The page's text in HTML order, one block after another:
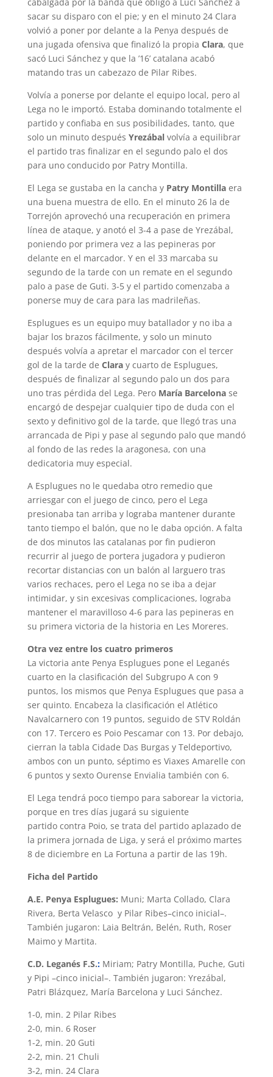
sacar su disparo con el pie; y en el minuto 24 Clara
volvió a poner por delante a la Penya después de
una jugada ofensiva que finalizó la propia Clara, que
sacó Luci Sánchez y que la ’16’ catalana acabó
matando tras un cabezazo de Pilar Ribes.
Volvía a ponerse por delante el equipo local, pero al
Lega no le importó. Estaba dominando totalmente el
partido y confiaba en sus posibilidades, tanto, que
solo un minuto después Yrezábalvolvía a equilibrar
el partido tras finalizar en el segundo palo el dos
para uno conducido por Patry Montilla.
El Lega se gustaba en la cancha y Patry Montillaera
una buena muestra de ello. En el minuto 26 la de
Torrejón aprovechó una recuperación en primera
línea de ataque, y anotó el 3-4 a pase de Yrezábal,
poniendo por primera vez a las pepineras por
delante en el marcador. Y en el 33 marcaba su
segundo de la tarde con un remate en el segundo
palo a pase de Guti. 3-5 y el partido comenzaba a
ponerse muy de cara para las madrileñas.
Esplugues es un equipo muy batallador y no iba a
bajar los brazos fácilmente, y solo un minuto
después volvía a apretar el marcador con el tercer
gol de la tarde de Claray cuarto de Esplugues,
después de finalizar al segundo palo un dos para
uno tras pérdida del Lega. Pero María Barcelonase
encargó de despejar cualquier tipo de duda con el
sexto y definitivo gol de la tarde, que llegó tras una
arrancada de Pipi y pase al segundo palo que mandó
al fondo de las redes la aragonesa, con una
dedicatoria muy especial.
A Esplugues no le quedaba otro remedio que
arriesgar con el juego de cinco, pero el Lega
presionaba tan arriba y lograba mantener durante
tanto tiempo el balón, que no le daba opción. A falta
de dos minutos las catalanas por fin pudieron
recurrir al juego de portera jugadora y pudieron
recortar distancias con un balón al larguero tras
varios rechaces, pero el Lega no se iba a dejar
intimidar, y sin excesivas complicaciones, lograba
mantener el maravilloso 4-6 para las pepineras en
su primera victoria de la historia en Les Moreres.
Otra vez entre los cuatro primeros
La victoria ante Penya Esplugues pone el Leganés
cuarto en la clasificación del Subgrupo A con 9
puntos, los mismos que Penya Esplugues que pasa a
ser quinto. Encabeza la clasificación el Atlético
Navalcarnero con 19 puntos, seguido de STV Roldán
con 17. Tercero es Poio Pescamar con 13. Por debajo,
cierran la tabla Cidade Das Burgas y Teldeportivo,
ambos con un punto, séptimo es Viaxes Amarelle con
6 puntos y sexto Ourense Envialia también con 6.
El Lega tendrá poco tiempo para saborear la victoria,
porque en tres días jugará su siguiente
partido contra Poio, se trata del partido aplazado de
la primera jornada de Liga, y será el próximo martes
8 de diciembre en La Fortuna a partir de las 19h.
Ficha del Partido
A.E. Penya Esplugues: Muni; Marta Collado, Clara
Rivera, Berta Velasco y Pilar Ribes–cinco inicial–.
También jugaron: Laia Beltrán, Belén, Ruth, Roser
Maimo y Martita.
C.D. Leganés F.S.: Miriam; Patry Montilla, Puche, Guti
y Pipi –cinco inicial–. También jugaron: Yrezábal,
Patri Blázquez, María Barcelona y Luci Sánchez.
1-0, min. 2 Pilar Ribes
2-0, min. 6 Roser
1-2, min. 20 Guti
2-2, min. 21 Chuli
3-2, min. 24 Clara